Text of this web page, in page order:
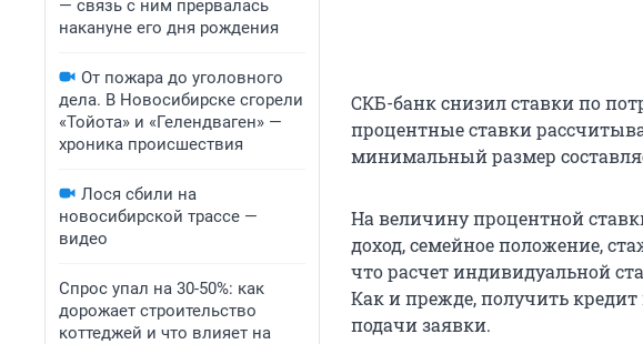
— связь с ним прервалась
накануне его дня рождения
От пожара до уголовного
дела. В Новосибирске сгорели
«Тойота» и «Гелендваген» —
хроника происшествия
Лося сбили на
новосибирской трассе —
видео
Спрос упал на 30-50%: как
дорожает строительство
коттеджей и что влияет на
СКБ-банк снизил ставки по
процентные ставки
минимальный размер
На величину процентной
доход, семейное положение,
что расчет индивидуальной
Как и прежде, получить
подачи заявки.